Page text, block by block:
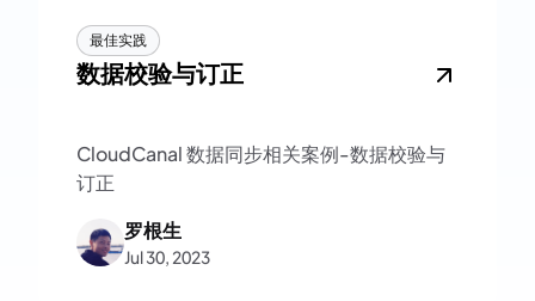
最佳实践
数据校验与订正
CloudCanal 数据同步相关案例-数据校验与
订正
罗根生
Jul 30, 2023